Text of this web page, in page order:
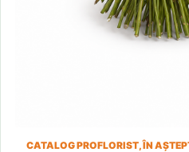
CATALOG PROFLORIST, ÎN